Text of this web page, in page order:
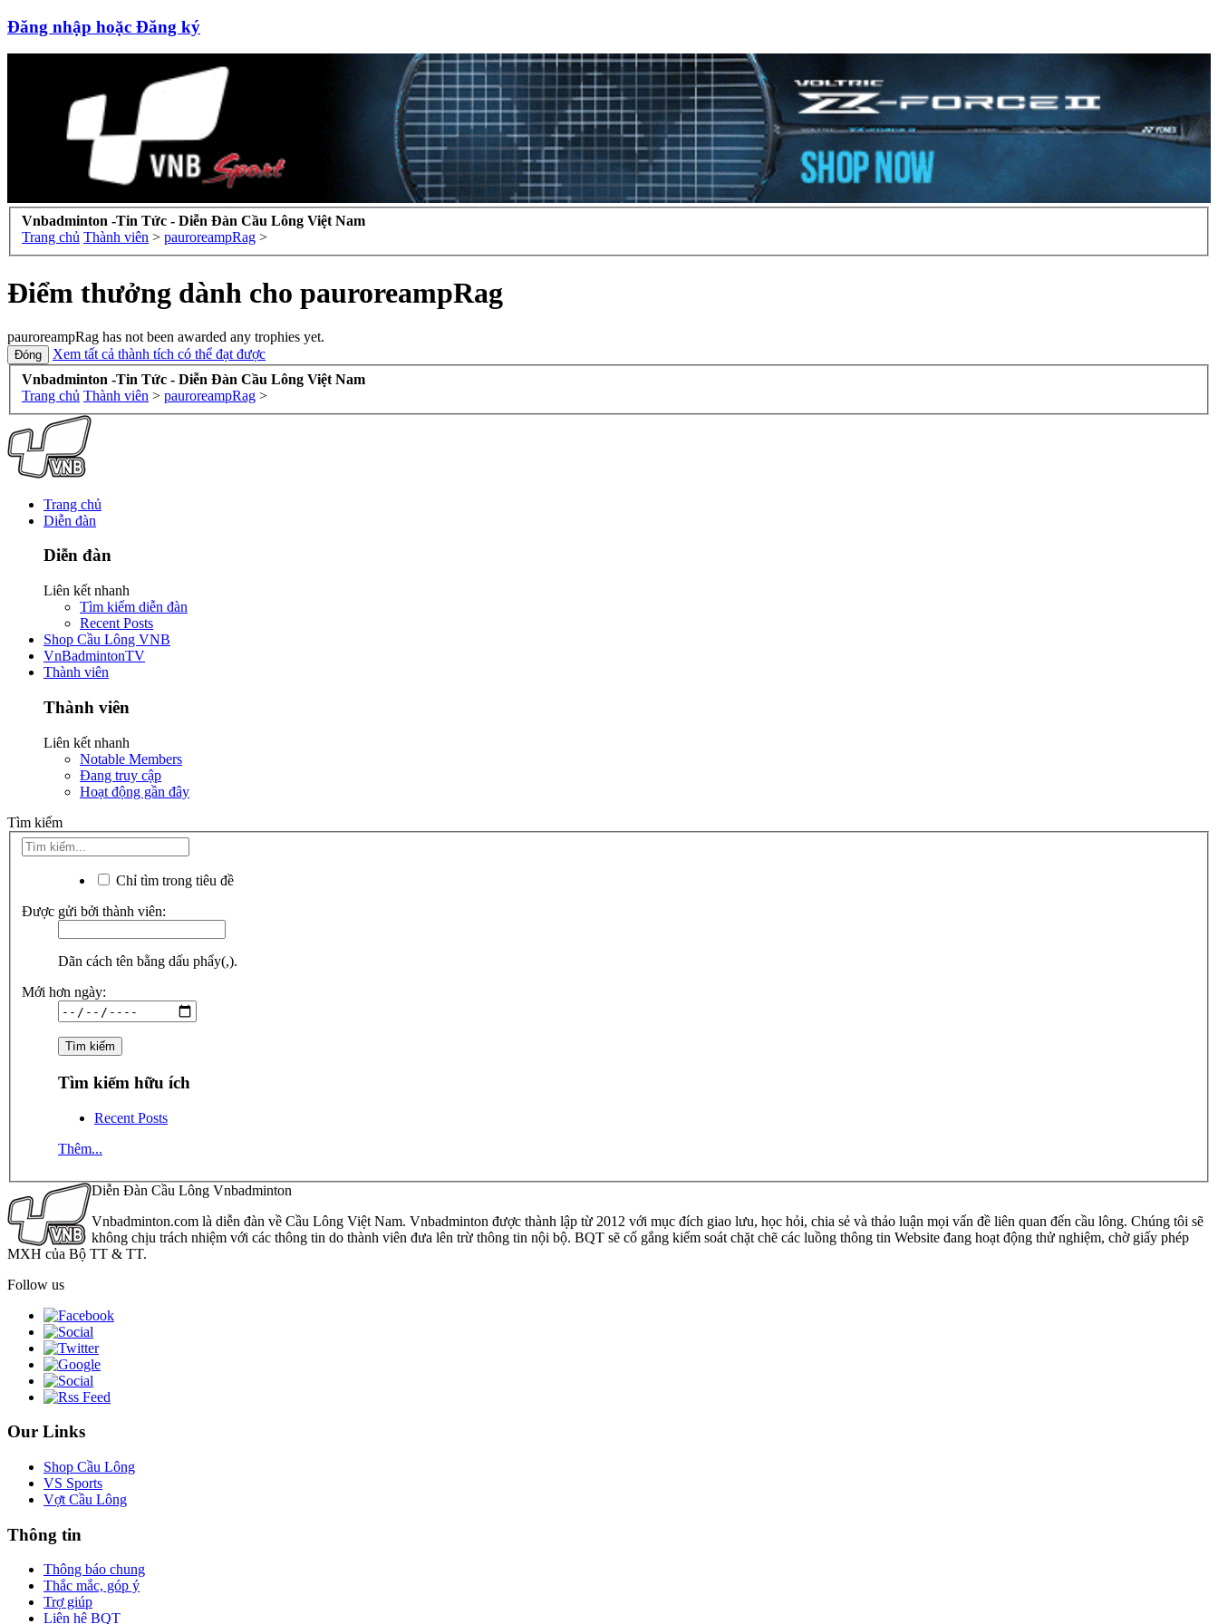
Đăng nhập hoặc Đăng ký
Vnbadminton -Tin Tức - Diễn Đàn Cầu Lông Việt Nam
Trang chủ Thành viên > pauroreampRag >
Điểm thưởng dành cho pauroreampRag
pauroreampRag has not been awarded any trophies yet.
Xem tất cả thành tích có thể đạt được
Vnbadminton -Tin Tức - Diễn Đàn Cầu Lông Việt Nam
Trang chủ Thành viên > pauroreampRag >
Trang chủ
Diễn đàn
Diễn đàn
Liên kết nhanh
Tìm kiếm diễn đàn
Recent Posts
Shop Cầu Lông VNB
VnBadmintonTV
Thành viên
Thành viên
Liên kết nhanh
Notable Members
Đang truy cập
Hoạt động gần đây
Tìm kiếm
Chỉ tìm trong tiêu đề
Được gửi bởi thành viên:
Dãn cách tên bằng dấu phẩy(,).
Mới hơn ngày:
Tìm kiếm hữu ích
Recent Posts
Thêm...
Diễn Đàn Cầu Lông Vnbadminton
Vnbadminton.com là diễn đàn về Cầu Lông Việt Nam. Vnbadminton được thành lập từ 2012 với mục đích giao lưu, học hỏi, chia sẻ và thảo luận mọi vấn đề liên quan đến cầu lông. Chúng tôi sẽ
không chịu trách nhiệm với các thông tin do thành viên đưa lên trừ thông tin nội bộ. BQT sẽ cố gắng kiểm soát chặt chẽ các luồng thông tin Website đang hoạt động thử nghiệm, chờ giấy phép
MXH của Bộ TT & TT.
Follow us
Our Links
Shop Cầu Lông
VS Sports
Vợt Cầu Lông
Thông tin
Thông báo chung
Thắc mắc, góp ý
Trợ giúp
Liên hệ BQT